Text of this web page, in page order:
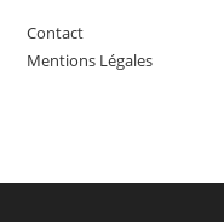
Contact
Mentions Légales